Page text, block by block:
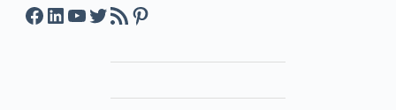
Facebook
LinkedIn
YouTube
Twitter
Feed RSSPinterest